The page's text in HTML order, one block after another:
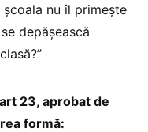
nu îl primește
depășească
23, aprobat de
formă: